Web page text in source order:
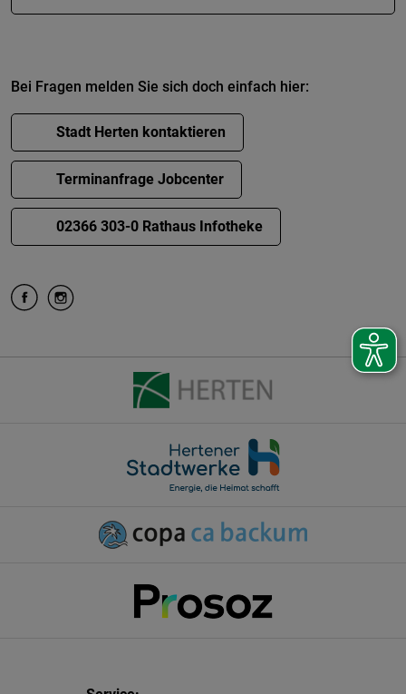
Bei Fragen melden Sie sich doch einfach hier:
Stadt Herten kontaktieren
Terminanfrage Jobcenter
02366 303-0 Rathaus Infotheke